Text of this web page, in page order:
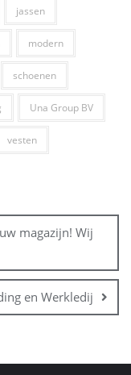
jassen
modern
schoenen
Una Group BV
vesten
magazijn! Wij
en Werkledij